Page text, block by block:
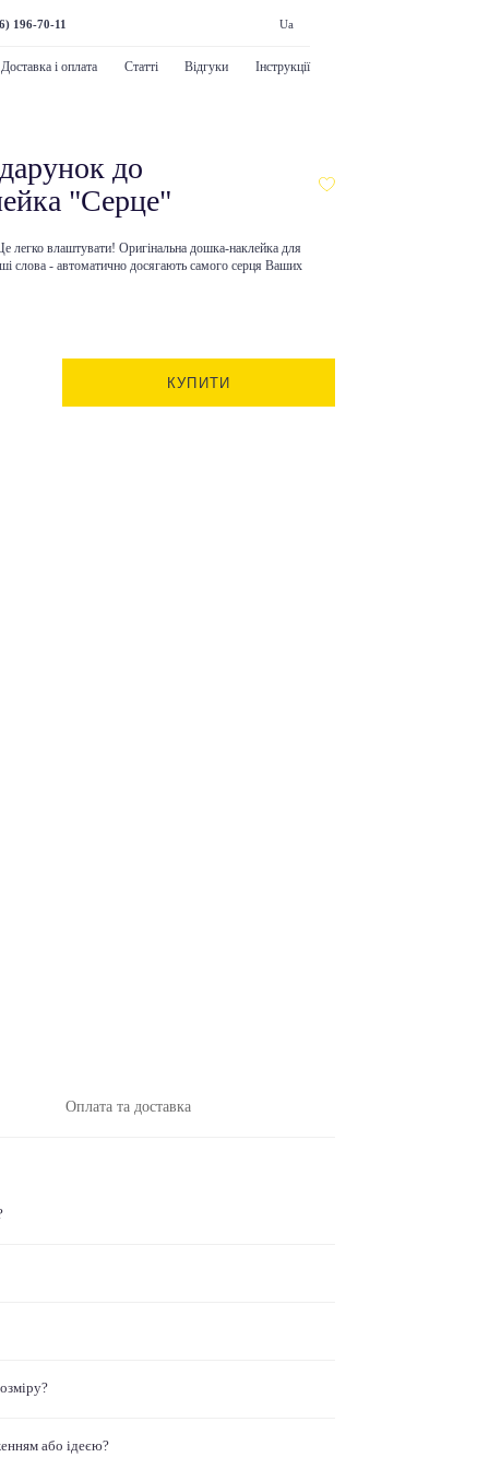
196-70-11 Ua
Доставка і оплата Статті Відгуки Інструкції
до
"Серце"
легко влаштувати! Оригінальна дошка-наклейка для
слова - автоматично досягають самого серця Ваших
КУПИТИ
Оплата та доставка
або ідеєю?